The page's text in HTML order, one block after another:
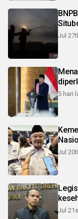
Jul
5 hari
Jul
Jul